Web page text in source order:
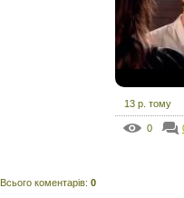
13 р. тому
0
Всього коментарів: 0